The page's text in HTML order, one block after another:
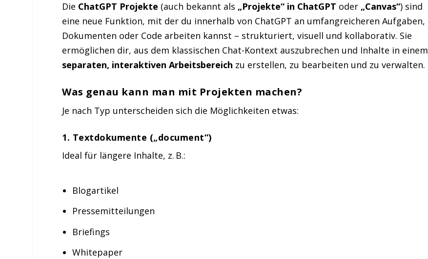
Die ChatGPT Projekte (auch bekannt als „Projekte“ in ChatGPT oder „Canvas“) sind
eine neue Funktion, mit der du innerhalb von ChatGPT an umfangreicheren Aufgaben,
Dokumenten oder Code arbeiten kannst – strukturiert, visuell und kollaborativ. Sie
ermöglichen dir, aus dem klassischen Chat-Kontext auszubrechen und Inhalte in einem
separaten, interaktiven Arbeitsbereich zu erstellen, zu bearbeiten und zu verwalten.
Was genau kann man mit Projekten machen?
Je nach Typ unterscheiden sich die Möglichkeiten etwas:
1. Textdokumente („document“)
Ideal für längere Inhalte, z. B.:
Blogartikel
Pressemitteilungen
Briefings
Whitepaper